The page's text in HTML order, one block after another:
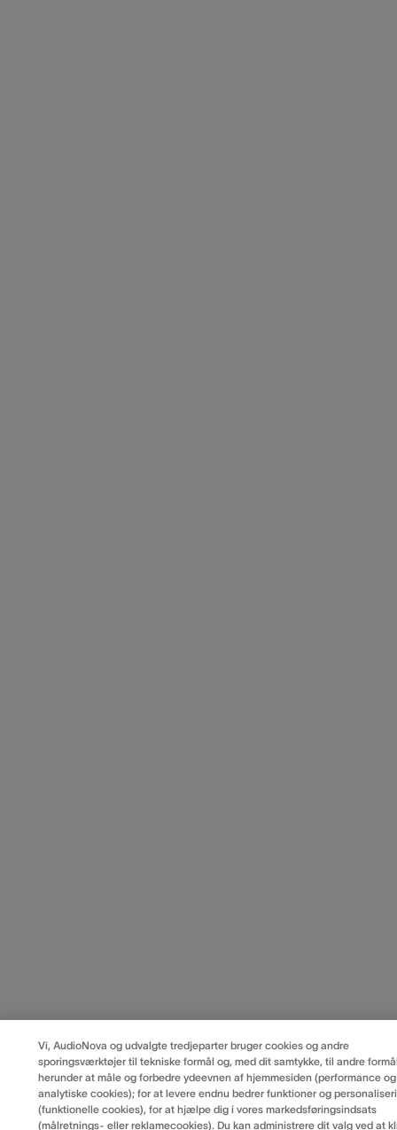
Vi, AudioNova og udvalgte tredjeparter bruger cookies og andre
sporingsværktøjer til tekniske formål og, med dit samtykke, til andre
herunder at måle og forbedre ydeevnen af hjemmesiden (performance og
analytiske cookies); for at levere endnu bedrer funktioner og
(funktionelle cookies), for at hjælpe dig i vores markedsføringsindsats
(målretnings- eller reklamecookies). Du kan administrere dit valg ved at